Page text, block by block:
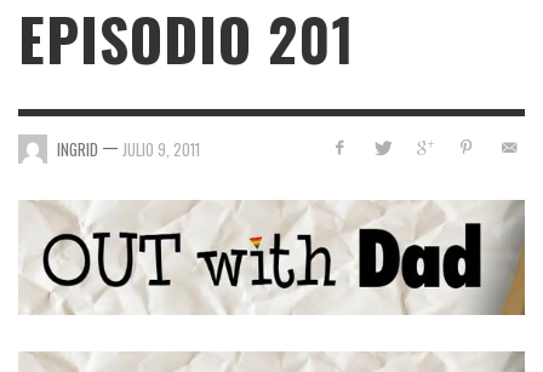
EPISODIO 201
INGRID — JULIO 9, 2011